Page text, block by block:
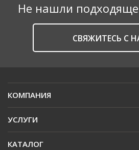
Не нашли
CВЯЖИТЕСЬ С
КОМПАНИЯ
УСЛУГИ
КАТАЛОГ